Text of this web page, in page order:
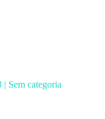
| Sem categoria